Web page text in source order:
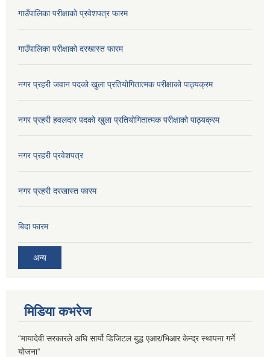
गाउँपालिका परीक्षाको प्रवेशपत्र फारम
गाउँपालिका परीक्षाको दरखास्त फारम
नगर प्रहरी जवान पदको खुला प्रतियोगितात्मक परीक्षाको पाठ्यक्रम
नगर प्रहरी हवलदार पदको खुला प्रतियोगितात्मक परीक्षाको पाठ्यक्रम
नगर प्रहरी प्रवेशपत्र
नगर प्रहरी दरखास्त फारम
बिदा फारम
अन्य
मिडिया कभरेज
“मायादेवी सरकारले अघि सार्यो डिजिटल बुद्ध एआर/भिआर केन्द्र स्थापना गर्ने
योजना”